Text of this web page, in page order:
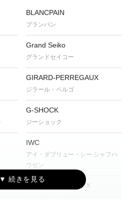
BLANCPAIN
ブランパン
Grand Seiko
グランドセイコー
GIRARD-PERREGAUX
ジラール・ペルゴ
G-SHOCK
ジーショック
IWC
アイ・ダブリュー・シー シャフハ
ウゼン
MAURICE LACROIX